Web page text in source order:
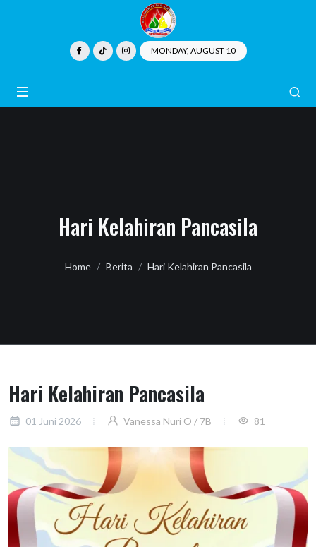
MONDAY, AUGUST 10
Hari Kelahiran Pancasila
Home Berita Hari Kelahiran Pancasila
Hari Kelahiran Pancasila
01 Juni 2026 Vanessa Nuri O / 7B 81